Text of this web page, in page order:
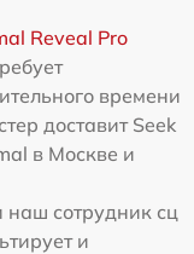
Reveal Pro
времени
доставит Seek
в Москве и
наш сотрудник сц
и